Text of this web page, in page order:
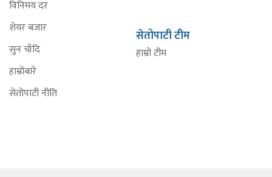
विनिमय दर
शेयर बजार
सुन चाँदि
हाम्रोबारे
सेतोपाटी नीति
सेतोपाटी टीम
हाम्रो टीम